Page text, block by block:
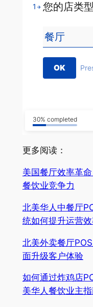
1 您的店类
OK
30% completed
更多阅读：
美国餐厅效率革
餐饮业竞争力
北美华人中餐厅
统如何提升运营
北美外卖餐厅
面升级客户体验
如何通过炸鸡店
美华人餐饮业主